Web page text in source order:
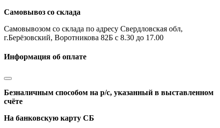
Самовывоз со склада
Самовывозом со склада по адресу Свердловская обл,
г.Берёзовский, Воротникова 82Б с 8.30 до 17.00
Информация об оплате
Безналичным способом на р/с, указанный в выставленном
счёте
На банковскую карту СБ